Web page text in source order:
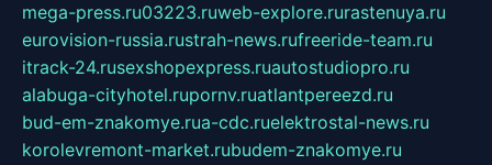
mega-press.ru03223.ruweb-explore.rurastenuya.ru
eurovision-russia.rustrah-news.rufreeride-team.ru
itrack-24.rusexshopexpress.ruautostudiopro.ru
alabuga-cityhotel.rupornv.ruatlantpereezd.ru
bud-em-znakomye.rua-cdc.ruelektrostal-news.ru
korolevremont-market.rubudem-znakomye.ru